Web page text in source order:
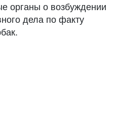
органы о возбуждении
дела по факту